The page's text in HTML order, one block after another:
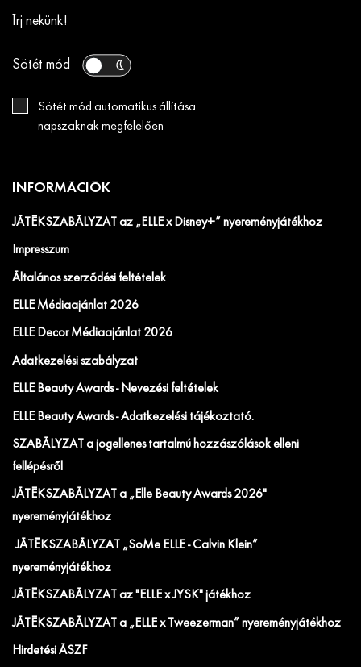
Írj nekünk!
Sötét mód
Sötét mód automatikus állítása
napszaknak megfelelően
INFORMÁCIÓK
JÁTÉKSZABÁLYZAT az „ELLE x Disney+” nyereményjátékhoz
Impresszum
Általános szerződési feltételek
ELLE Médiaajánlat 2026
ELLE Decor Médiaajánlat 2026
Adatkezelési szabályzat
ELLE Beauty Awards - Nevezési feltételek
ELLE Beauty Awards - Adatkezelési tájékoztató.
SZABÁLYZAT a jogellenes tartalmú hozzászólások elleni
fellépésről
JÁTÉKSZABÁLYZAT a „Elle Beauty Awards 2026"
nyereményjátékhoz
JÁTÉKSZABÁLYZAT „SoMe ELLE - Calvin Klein”
nyereményjátékhoz
JÁTÉKSZABÁLYZAT az "ELLE x JYSK" játékhoz
JÁTÉKSZABÁLYZAT a „ELLE x Tweezerman” nyereményjátékhoz
Hirdetési ÁSZF